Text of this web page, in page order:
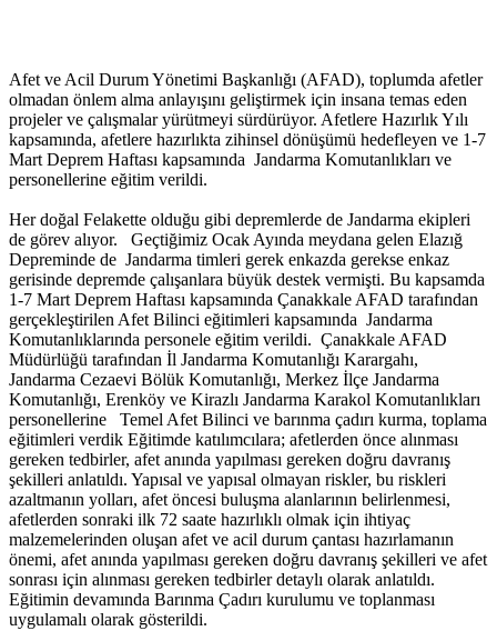
Afet ve Acil Durum Yönetimi Başkanlığı (AFAD), toplumda afetler
olmadan önlem alma anlayışını geliştirmek için insana temas eden
projeler ve çalışmalar yürütmeyi sürdürüyor. Afetlere Hazırlık Yılı
kapsamında, afetlere hazırlıkta zihinsel dönüşümü hedefleyen ve 1-7
Mart Deprem Haftası kapsamında Jandarma Komutanlıkları ve
personellerine eğitim verildi.
Her doğal Felakette olduğu gibi depremlerde de Jandarma ekipleri
de görev alıyor. Geçtiğimiz Ocak Ayında meydana gelen Elazığ
Depreminde de Jandarma timleri gerek enkazda gerekse enkaz
gerisinde depremde çalışanlara büyük destek vermişti. Bu kapsamda
1-7 Mart Deprem Haftası kapsamında Çanakkale AFAD tarafından
gerçekleştirilen Afet Bilinci eğitimleri kapsamında Jandarma
Komutanlıklarında personele eğitim verildi. Çanakkale AFAD
Müdürlüğü tarafından İl Jandarma Komutanlığı Karargahı,
Jandarma Cezaevi Bölük Komutanlığı, Merkez İlçe Jandarma
Komutanlığı, Erenköy ve Kirazlı Jandarma Karakol Komutanlıkları
personellerine Temel Afet Bilinci ve barınma çadırı kurma, toplama
eğitimleri verdik Eğitimde katılımcılara; afetlerden önce alınması
gereken tedbirler, afet anında yapılması gereken doğru davranış
şekilleri anlatıldı. Yapısal ve yapısal olmayan riskler, bu riskleri
azaltmanın yolları, afet öncesi buluşma alanlarının belirlenmesi,
afetlerden sonraki ilk 72 saate hazırlıklı olmak için ihtiyaç
malzemelerinden oluşan afet ve acil durum çantası hazırlamanın
önemi, afet anında yapılması gereken doğru davranış şekilleri ve afet
sonrası için alınması gereken tedbirler detaylı olarak anlatıldı.
Eğitimin devamında Barınma Çadırı kurulumu ve toplanması
uygulamalı olarak gösterildi.